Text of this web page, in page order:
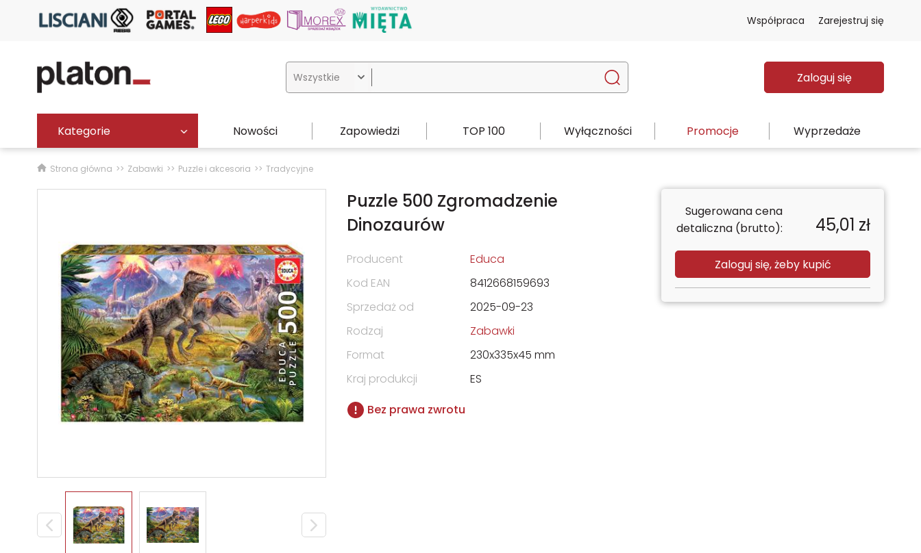
Współpraca Zarejestruj się
 Zaloguj się
Kategorie Nowości Zapowiedzi TOP 100 Wyłączności Promocje Wyprzedaże
Strona główna Zabawki Puzzle i akcesoria Tradycyjne
Puzzle 500 Zgromadzenie
Dinozaurów
Producent
Educa
Kod EAN
8412668159693
Sprzedaż od
2025-09-23
Rodzaj
Zabawki
Format
230x335x45 mm
Kraj produkcji
ES
Bez prawa zwrotu
Sugerowana cena
detaliczna (brutto):
45,01 zł
Zaloguj się, żeby kupić